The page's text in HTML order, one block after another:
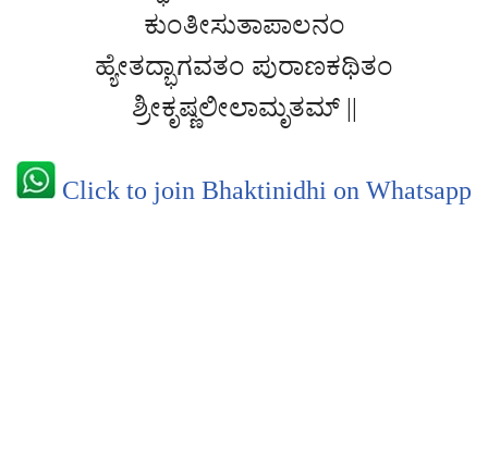
ಕುಂತೀಸುತಾಪಾಲನಂ
ಹ್ಯೇತದ್ಭಾಗವತಂ ಪುರಾಣಕಥಿತಂ
ಶ್ರೀಕೃಷ್ಣಲೀಲಾಮೃತಮ್ ||
Click to join Bhaktinidhi on Whatsapp